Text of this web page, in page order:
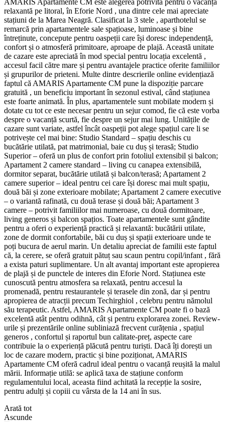
relaxantă pe litoral, în Eforie Nord , una dintre cele mai apreciate
stațiuni de la Marea Neagră. Clasificat la 3 stele , aparthotelul se
remarcă prin apartamentele sale spațioase, luminoase și bine
întreținute, concepute pentru oaspeții care își doresc independență,
confort și o atmosferă primitoare, aproape de plajă. Această unitate
de cazare este apreciată în mod special pentru locația excelentă ,
accesul facil către mare și pentru avantajele practice oferite familiilor
și grupurilor de prieteni. Multe dintre descrierile online evidențiază
faptul că AMARIS Apartamente CM pune la dispoziție parcare
gratuită , un beneficiu important în sezonul estival, când stațiunea
este foarte animată. În plus, apartamentele sunt mobilate modern și
dotate cu tot ce este necesar pentru un sejur comod, fie că este vorba
despre o vacanță scurtă, fie despre un sejur mai lung. Unitățile de
cazare sunt variate, astfel încât oaspeții pot alege spațiul care li se
potrivește cel mai bine: Studio Standard – spațiu deschis cu
bucătărie utilată, pat matrimonial, baie cu duș și terasă; Studio
Superior – oferă un plus de confort prin fotoliul extensibil și balcon;
Apartament 2 camere standard – living cu canapea extensibilă,
dormitor separat, bucătărie utilată și balcon/terasă; Apartament 2
camere superior – ideal pentru cei care își doresc mai mult spațiu,
două băi și zone exterioare mobilate; Apartament 2 camere executive
– o variantă rafinată, cu două terase și două băi; Apartament 3
camere – potrivit familiilor mai numeroase, cu două dormitoare,
living generos și balcon spațios. Toate apartamentele sunt gândite
pentru a oferi o experiență practică și relaxantă: bucătării utilate,
zone de dormit confortabile, băi cu duș și spații exterioare unde te
poți bucura de aerul marin. Un detaliu apreciat de familii este faptul
că, la cerere, se oferă gratuit pătuț sau scaun pentru copil/infant , fără
a exista paturi suplimentare. Un alt avantaj important este apropierea
de plajă și de punctele de interes din Eforie Nord. Stațiunea este
cunoscută pentru atmosfera sa relaxată, pentru accesul la
promenadă, pentru restaurantele și terasele din zonă, dar și pentru
apropierea de atracții precum Techirghiol , celebru pentru nămolul
său terapeutic. Astfel, AMARIS Apartamente CM poate fi o bază
excelentă atât pentru odihnă, cât și pentru explorarea zonei. Review-
urile și prezentările online subliniază frecvent curățenia , spațiul
generos , confortul și raportul bun calitate-preț, aspecte care
contribuie la o experiență plăcută pentru turiști. Dacă îți dorești un
loc de cazare modern, practic și bine poziționat, AMARIS
Apartamente CM oferă cadrul ideal pentru o vacanță reușită la malul
mării. Informație utilă: se aplică taxa de stațiune conform
regulamentului local, aceasta fiind achitată la recepție la sosire,
pentru adulți și copiii cu vârsta de la 14 ani în sus.
Arată tot
Ascunde